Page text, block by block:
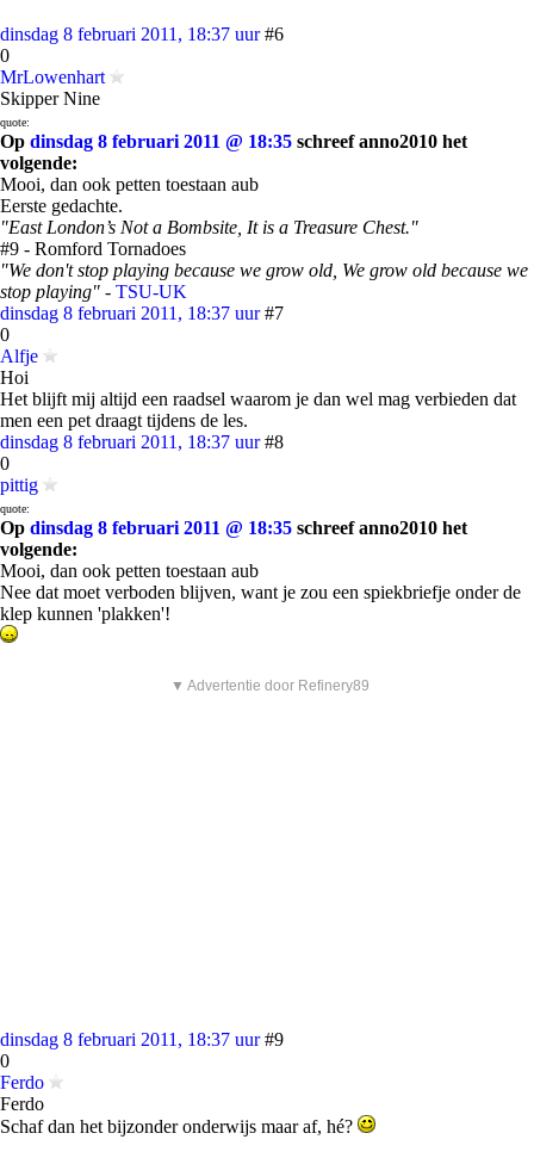
dinsdag 8 februari 2011, 18:37 uur #6
0
MrLowenhart
Skipper Nine
quote:
Op dinsdag 8 februari 2011 @ 18:35 schreef anno2010 het
volgende:
Mooi, dan ook petten toestaan aub
Eerste gedachte.
"East London’s Not a Bombsite, It is a Treasure Chest."
#9 - Romford Tornadoes
"We don't stop playing because we grow old, We grow old because we
stop playing" - TSU-UK
dinsdag 8 februari 2011, 18:37 uur #7
0
Alfje
Hoi
Het blijft mij altijd een raadsel waarom je dan wel mag verbieden dat
men een pet draagt tijdens de les.
dinsdag 8 februari 2011, 18:37 uur #8
0
pittig
quote:
Op dinsdag 8 februari 2011 @ 18:35 schreef anno2010 het
volgende:
Mooi, dan ook petten toestaan aub
Nee dat moet verboden blijven, want je zou een spiekbriefje onder de
klep kunnen 'plakken'!
▼ Advertentie door Refinery89
dinsdag 8 februari 2011, 18:37 uur #9
0
Ferdo
Ferdo
Schaf dan het bijzonder onderwijs maar af, hé?